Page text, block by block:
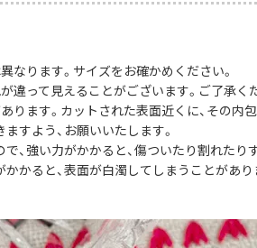
なります。サイズをお確かめください。
違って見えることがございます。ご了承く
ります。カットされた表面近くに、その内
すよう、お願いいたします。
、強い力がかかると、傷ついたり割れたり
かると、表面が白濁してしまうことがあ